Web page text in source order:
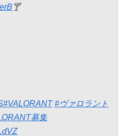
🍸
#VALORANT #ヴァロラント
募集